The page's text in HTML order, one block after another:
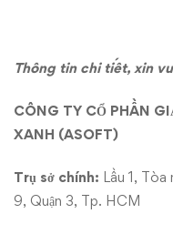
Thông tin chi tiết, xin
CÔNG TY CỔ PHẦN
XANH (ASOFT)
Trụ sở chính: Lầu 1,
9, Quận 3, Tp. HCM